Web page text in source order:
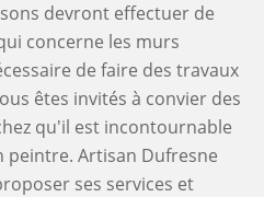
devront effectuer de
concerne les murs
de faire des travaux
êtes invités à convier des
qu'il est incontournable
peintre. Artisan Dufresne
ses services et